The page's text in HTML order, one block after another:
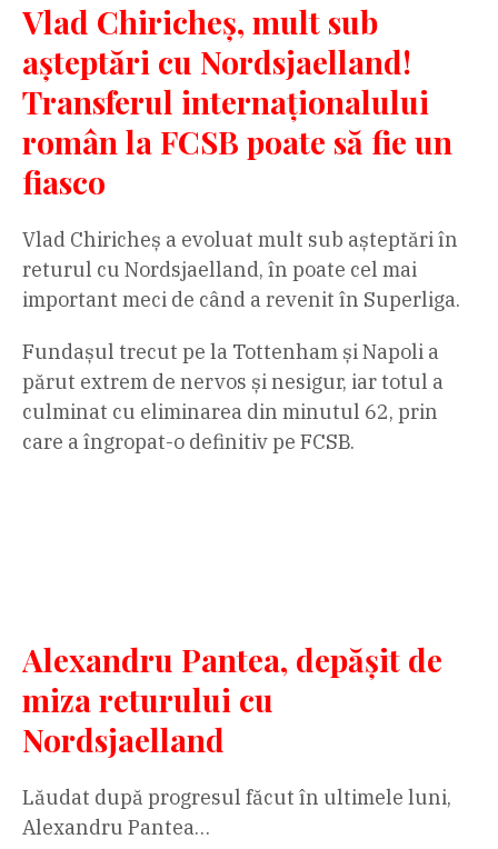
Vlad Chiricheș, mult sub
așteptări cu Nordsjaelland!
Transferul internaționalului
român la FCSB poate să fie un
fiasco
Vlad Chiricheș a evoluat mult sub așteptări în
returul cu Nordsjaelland, în poate cel mai
important meci de când a revenit în Superliga.
Fundașul trecut pe la Tottenham și Napoli a
părut extrem de nervos și nesigur, iar totul a
culminat cu eliminarea din minutul 62, prin
care a îngropat-o definitiv pe FCSB.
Alexandru Pantea, depășit de
miza returului cu
Nordsjaelland
Lăudat după progresul făcut în ultimele luni,
Alexandru Pantea…